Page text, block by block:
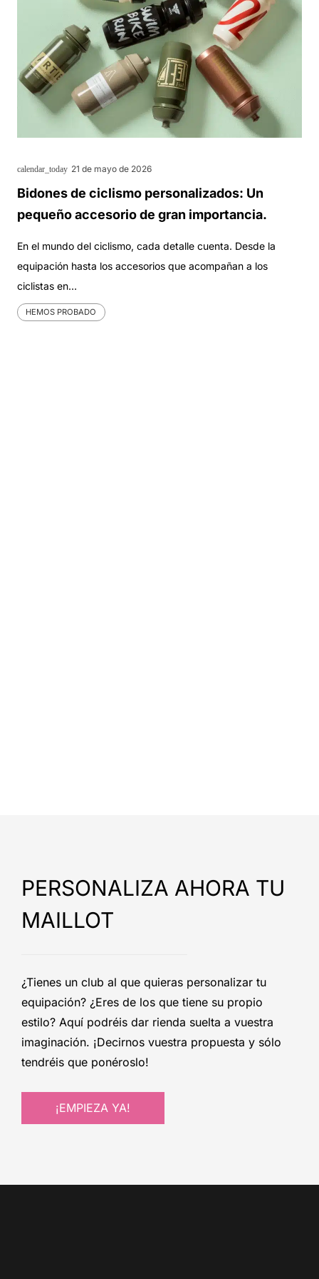
calendar_today 21 de mayo de 2026
Bidones de ciclismo personalizados: Un
pequeño accesorio de gran importancia.
En el mundo del ciclismo, cada detalle cuenta. Desde la
equipación hasta los accesorios que acompañan a los
ciclistas en…
HEMOS PROBADO
PERSONALIZA AHORA TU
MAILLOT
¿Tienes un club al que quieras personalizar tu
equipación? ¿Eres de los que tiene su propio
estilo? Aquí podréis dar rienda suelta a vuestra
imaginación. ¡Decirnos vuestra propuesta y sólo
tendréis que ponéroslo!
¡EMPIEZA YA!